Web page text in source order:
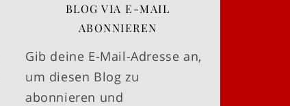
BLOG VIA E-MAIL
ABONNIEREN
Gib deine E-Mail-Adresse an,
um diesen Blog zu
abonnieren und